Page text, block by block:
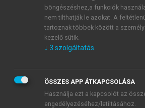
Általános vásárlási feltételeket,
mersz.huoldalak
tudomásul veszem és elfogadom.
KIPRÓBÁLOM
böngészéshez,a funkciók
nem tilthatják le azokat. A
tartoznak többek között a
kezelő sütik.
↓ 3 szolgáltatás
ÖSSZES APP ÁTKAPCSOLÁSA
Használja ezt a kapcsolót az
engedélyezéséhez/letiltásához.